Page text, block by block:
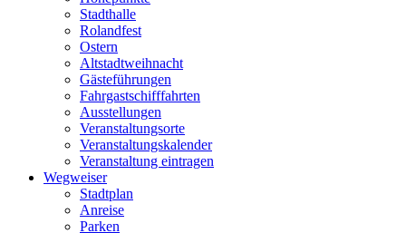
Stadthalle
Rolandfest
Ostern
Altstadtweihnacht
Gästeführungen
Fahrgastschifffahrten
Ausstellungen
Veranstaltungsorte
Veranstaltungskalender
Veranstaltung eintragen
Wegweiser
Stadtplan
Anreise
Parken